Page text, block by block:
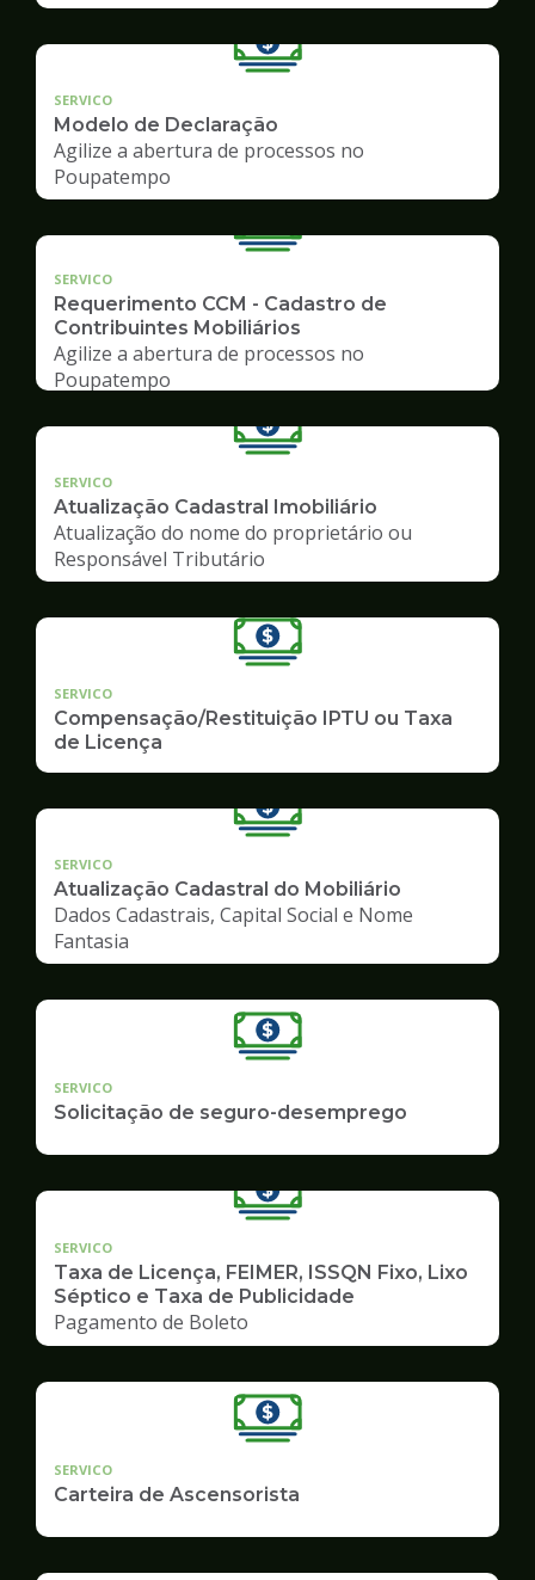
SERVICO
Modelo de Declaração
Agilize a abertura de processos no
Poupatempo
SERVICO
Requerimento CCM - Cadastro de
Contribuintes Mobiliários
Agilize a abertura de processos no
Poupatempo
SERVICO
Atualização Cadastral Imobiliário
Atualização do nome do proprietário ou
Responsável Tributário
SERVICO
Compensação/Restituição IPTU ou Taxa
de Licença
SERVICO
Atualização Cadastral do Mobiliário
Dados Cadastrais, Capital Social e Nome
Fantasia
SERVICO
Solicitação de seguro-desemprego
SERVICO
Taxa de Licença, FEIMER, ISSQN Fixo, Lixo
Séptico e Taxa de Publicidade
Pagamento de Boleto
SERVICO
Carteira de Ascensorista